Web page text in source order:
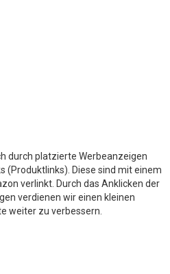
durch platzierte Werbeanzeigen
(Produktlinks). Diese sind mit einem
verlinkt. Durch das Anklicken der
verdienen wir einen kleinen
weiter zu verbessern.